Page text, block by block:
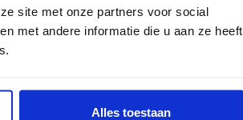
site met onze partners voor social
met andere informatie die u aan ze heeft
Alles toestaan